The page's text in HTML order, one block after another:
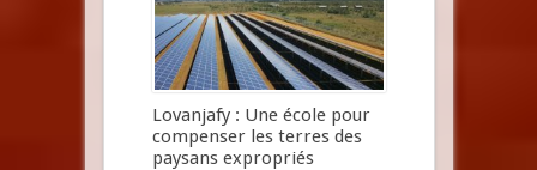
Lovanjafy : Une école pour
compenser les terres des
paysans expropriés